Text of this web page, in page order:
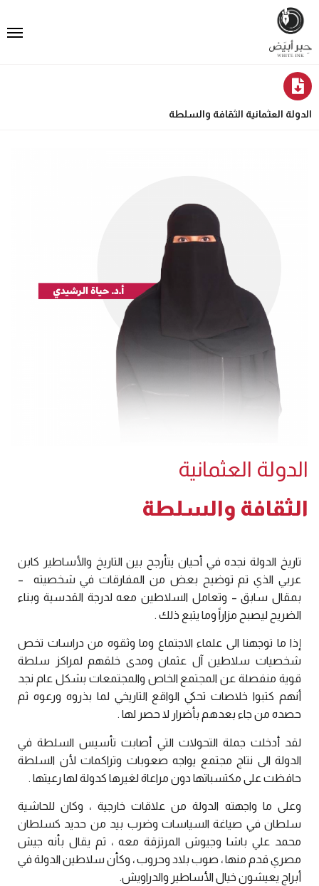
الدولة العثمانية الثقافة والسلطة
الدولة العثمانية
الثقافة والسلطة
تاريخ الدولة نجده في أحيان يتأرجح بين التاريخ والأساطير كابن
عربي الذي تم توضيح بعض من المفارقات في شخصيته
–
بمقال سابق – وتعامل السلاطين معه لدرجة القدسية وبناء
الضريح ليصبح مزاراً وما يتبع ذلك .
إذا ما توجهنا الى علماء الاجتماع وما وثقوه من دراسات تخص
شخصيات سلاطين آل عثمان ومدى خلقهم لمراكز سلطة
قوية منفصلة عن المجتمع الخاص والمجتمعات بشكل عام نجد
أنهم كتبوا خلاصات تحكي الواقع التاريخي لما بذروه ورعوه ثم
حصده من جاء بعدهم بأضرار لا حصر لها .
لقد أدخلت جملة التحولات التي أصابت تأسيس السلطة في
الدولة الى نتاج مجتمع يواجه صعوبات وتراكمات لأن السلطة
حافظت على مكتسباتها دون مراعاة لغيرها كدولة لها رعيتها .
وعلى ما واجهته الدولة من علاقات خارجية ، وكان للحاشية
سلطان في صياغة السياسات وضرب بيد من حديد كسلطان
محمد علي باشا وجيوش المرتزقة معه ، ثم يقال بأنه جيش
مصري قدم منها ، صوب بلاد وحروب ، وكأن سلاطين الدولة في
أبراج يعيشون خيال الأساطير والدراويش.